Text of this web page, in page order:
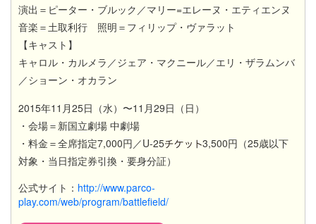
演出＝ピーター・ブルック／マリー=エレーヌ・エティエンヌ
音楽＝土取利行 照明＝フィリップ・ヴァラット
【キャスト】
キャロル・カルメラ／ジェア・マクニール／エリ・ザラムンバ
／ショーン・オカラン
2015年11月25日（水）〜11月29日（日）
・会場＝新国立劇場 中劇場
・料金＝全席指定7,000円／U-25
3,500円（25歳以下
対象・当日指定券引換・要身分証）
公式サイト： http://www.parco-
play.com/web/program/battlefield/